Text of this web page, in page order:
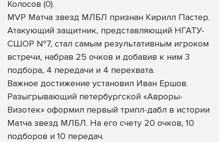
Колосов (0).
MVP Матча звезд МЛБЛ признан Кирилл Пастер.
Атакующий защитник, представляющий НГАТУ-
СШОР №7, стал самым результативным игроком
встречи, набрав 25 очков и добавив к ним 3
подбора, 4 передачи и 4 перехвата.
Важное достижение установил Иван Ершов.
Разыгрывающий петербургской «Авроры-
Визотек» оформил первый трипл-дабл в истории
Матча звезд МЛБЛ. На его счету 20 очков, 10
подборов и 10 передач.